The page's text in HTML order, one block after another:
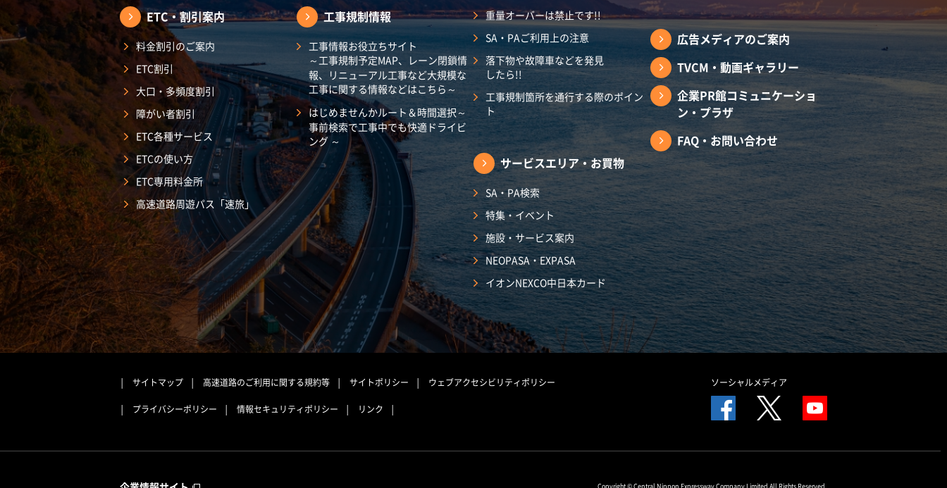
ETC・割引案内
料金割引のご案内
ETC割引
大口・多頻度割引
障がい者割引
ETC各種サービス
ETCの使い方
ETC専用料金所
高速道路周遊パス「速旅」
工事規制情報
工事情報お役立ちサイト
～工事規制予定MAP、レーン閉鎖情
報、リニューアル工事など大規模な
工事に関する情報などはこちら～
はじめませんかルート＆時間選択～
事前検索で工事中でも快適ドライビ
ング ～
重量オーバーは禁止です!!
SA・PAご利用上の注意
落下物や故障車などを発見
したら!!
工事規制箇所を通行する際のポイン
ト
サービスエリア・お買物
SA・PA検索
特集・イベント
施設・サービス案内
NEOPASA・EXPASA
イオンNEXCO中日本カード
広告メディアのご案内
TVCM・動画ギャラリー
企業PR館コミュニケーショ
ン・プラザ
FAQ・お問い合わせ
サイトマップ 高速道路のご利用に関する規約等 サイトポリシー ウェブアクセシビリティポリシー
プライバシーポリシー 情報セキュリティポリシー リンク
ソーシャルメディア